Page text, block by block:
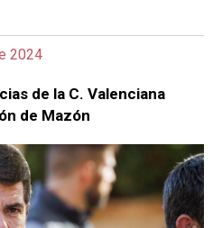
2024
de la C. Valenciana
de Mazón